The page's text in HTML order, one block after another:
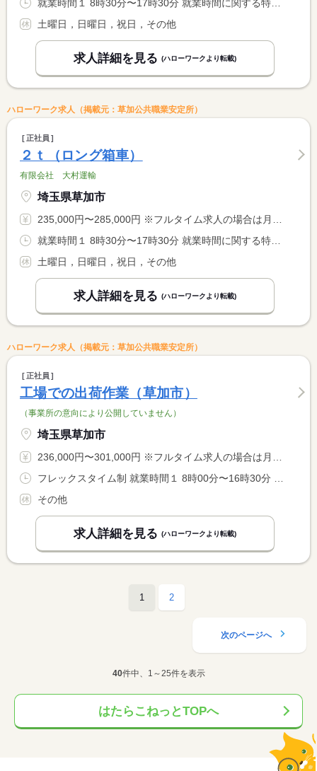
土曜日，日曜日，祝日，その他
求人詳細を見る (ハローワークより転載)
ハローワーク求人（掲載元：草加公共職業安定所）
正社員
２ｔ（ロング箱車）
有限会社 大村運輸
埼玉県草加市
235,000円〜285,000円 ※フルタイム求人の場合は月額（換算額）、パート求人の場合は時間額を表示しています。
土曜日，日曜日，祝日，その他
求人詳細を見る (ハローワークより転載)
ハローワーク求人（掲載元：草加公共職業安定所）
正社員
工場での出荷作業（草加市）
（事業所の意向により公開していません）
埼玉県草加市
236,000円〜301,000円 ※フルタイム求人の場合は月額（換算額）、パート求人の場合は時間額を表示しています。
その他
求人詳細を見る (ハローワークより転載)
1 2
次のページへ
40件中、1～25件を表示
はたらこねっとTOPへ